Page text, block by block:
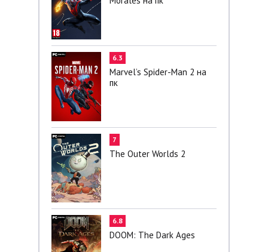
6.3
Marvel’s Spider-Man 2 на
пк
7
The Outer Worlds 2
6.8
DOOM: The Dark Ages